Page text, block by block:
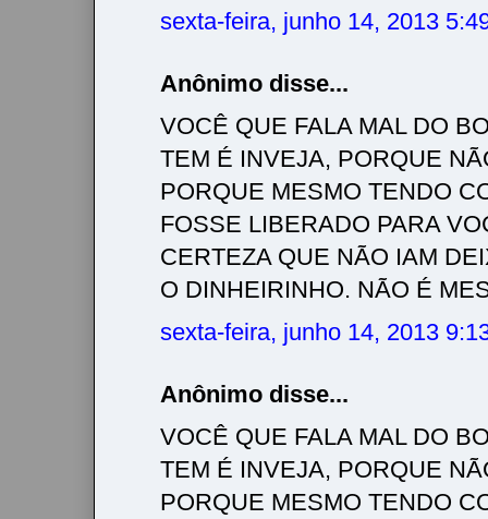
sexta-feira, junho 14, 2013
Anônimo disse...
VOCÊ QUE FALA MAL DO
TEM É INVEJA, PORQUE
PORQUE MESMO TENDO
FOSSE LIBERADO PARA
CERTEZA QUE NÃO IAM
O DINHEIRINHO. NÃO É
sexta-feira, junho 14, 2013
Anônimo disse...
VOCÊ QUE FALA MAL DO
TEM É INVEJA, PORQUE
PORQUE MESMO TENDO